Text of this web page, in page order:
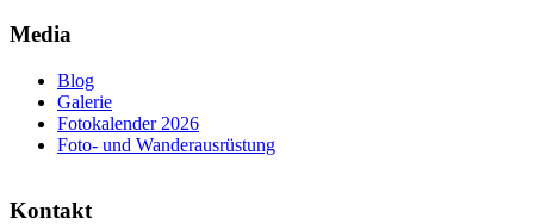
Media
Blog
Galerie
Fotokalender 2026
Foto- und Wanderausrüstung
Kontakt